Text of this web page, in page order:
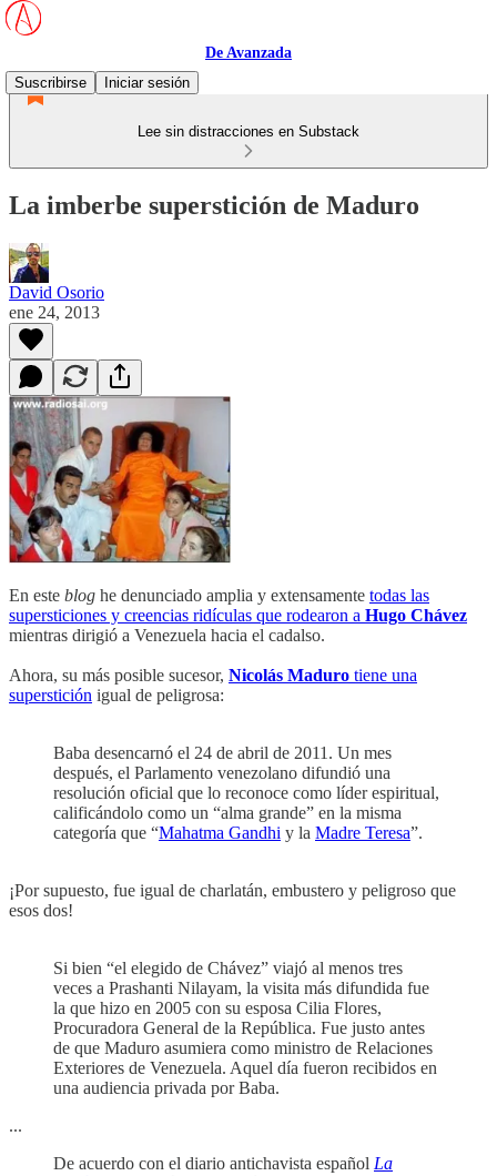
De Avanzada
Suscribirse
Iniciar sesión
Lee sin distracciones en Substack
La imberbe superstición de Maduro
David Osorio
ene 24, 2013
En este blog he denunciado amplia y extensamente todas las
supersticiones y creencias ridículas que rodearon a Hugo Chávez
mientras dirigió a Venezuela hacia el cadalso.
Ahora, su más posible sucesor, Nicolás Maduro tiene una
superstición igual de peligrosa:
Baba desencarnó el 24 de abril de 2011. Un mes
después, el Parlamento venezolano difundió una
resolución oficial que lo reconoce como líder espiritual,
calificándolo como un “alma grande” en la misma
categoría que “Mahatma Gandhi y la Madre Teresa”.
¡Por supuesto, fue igual de charlatán, embustero y peligroso que
esos dos!
Si bien “el elegido de Chávez” viajó al menos tres
veces a Prashanti Nilayam, la visita más difundida fue
la que hizo en 2005 con su esposa Cilia Flores,
Procuradora General de la República. Fue justo antes
de que Maduro asumiera como ministro de Relaciones
Exteriores de Venezuela. Aquel día fueron recibidos en
una audiencia privada por Baba.
...
De acuerdo con el diario antichavista español La